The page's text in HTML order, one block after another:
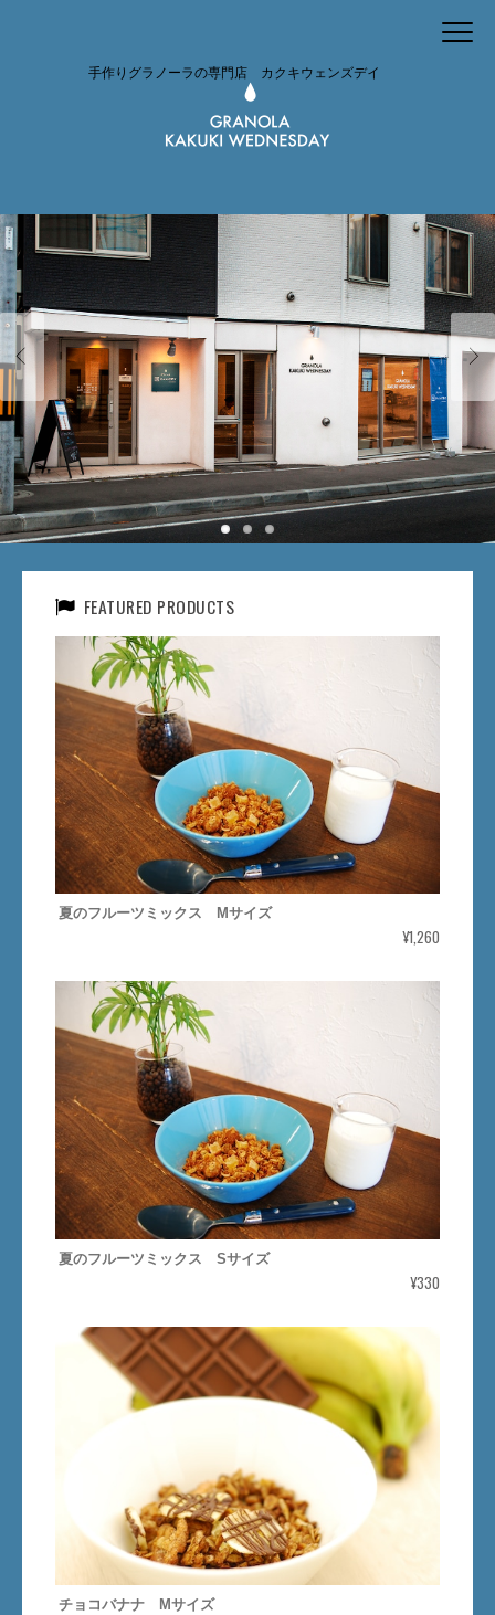
手作りグラノーラの専門店 カクキウェンズデイ
FEATURED PRODUCTS
夏のフルーツミックス Mサイズ
¥1,260
夏のフルーツミックス Sサイズ
¥330
チョコバナナ Mサイズ